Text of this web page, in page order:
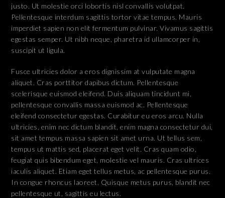
justo. Ut molestie orci lobortis nisl convallis volutpat.
Pellentesque interdum sagittis tortor vitae tempus. Mauris
imperdiet sapien non elit fermentum pulvinar. Vivamus sagittis
egestas semper. Ut nibh neque, pharetra id ullamcorper in,
suscipit ut ligula.
Fusce ultricies dolor a eros dignissim at vulputate magna
aliquet. Cras porttitor dapibus dictum. Pellentesque
scelerisque euismod eleifend. Duis aliquam tincidunt mi,
pellentesque convallis massa euismod ac. Pellentesque
eleifend consectetur egestas. Curabitur eu eros arcu. Nulla
ultricies, enim nec dictum blandit, enim magna consectetur dui,
sit amet tempus massa sapien sit amet urna. Ut tellus sem,
tempus ut mattis sed, placerat eget velit. Cras quam odio,
feugiat quis bibendum eget, molestie vel mauris. Cras ultrices
iaculis aliquet. Etiam eget tellus metus, ac pellentesque purus.
In congue rhoncus laoreet. Quisque metus purus, blandit nec
pellentesque ut, sagittis eu lectus.